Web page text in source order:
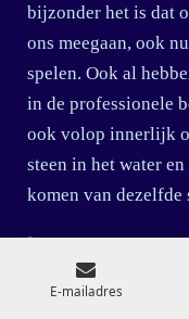
bijzonder het is dat
ons meegaan, ook
spelen. Ook al
in de professionele
ook volop innerlijk
steen in het water
komen van dezelfde
Lees meer »
parkinson
E-mailadres